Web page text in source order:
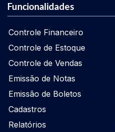
Funcionalidades
Controle Financeiro
Controle de Estoque
Controle de Vendas
Emissão de Notas
Emissão de Boletos
Cadastros
Relatórios